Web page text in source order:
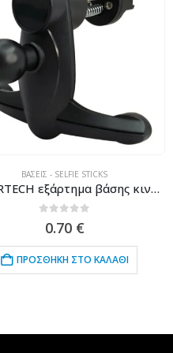
ΒΆΣΕΙΣ - SELFIE STICKS
POWERTECH εξάρτημα βάσης κινητού τοποθέτησης σε αεραγωγό CAR-0010, μαύρο
0.70 €
ΠΡΟΣΘΉΚΗ ΣΤΟ ΚΑΛΆΘΙ